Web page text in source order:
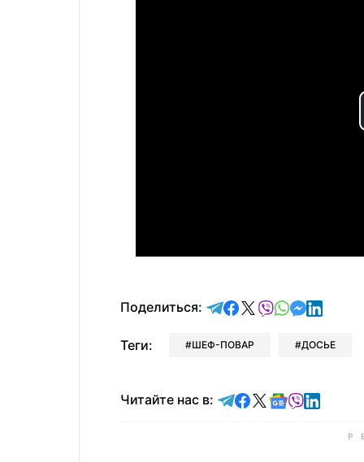
Поделиться: отправить в Telegram
поделиться в
поделиться в X
отправить в
отправить
Теги: ШЕФ-ПОВАР ДОСЬЕ
Читайте нас в: Читайте в Telegram
Читайте в
Читайте в X
Читайте в
Читайте